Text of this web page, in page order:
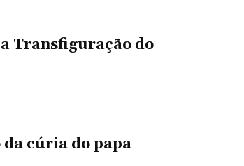
Transfiguração do
cúria do papa